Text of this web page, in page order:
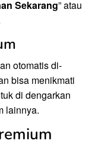
Sekarang” atau
otomatis di-
bisa menikmati
di dengarkan
lainnya.